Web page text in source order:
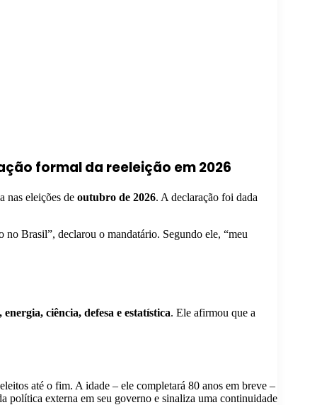
formal da reeleição em 2026
nas eleições de outubro de 2026. A declaração foi dada
no Brasil”, declarou o mandatário. Segundo ele, “meu
ciência, defesa e estatística. Ele afirmou que a
até o fim. A idade – ele completará 80 anos em breve –
política externa em seu governo e sinaliza uma continuidade